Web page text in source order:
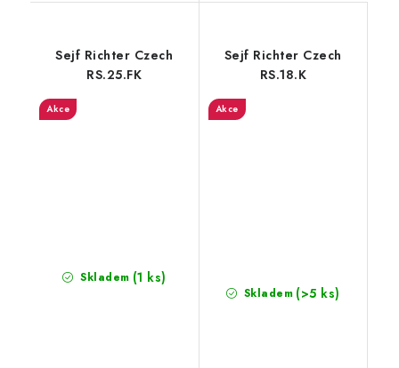
Sejf Richter Czech
RS.25.FK
Akce
Skladem (1 ks)
Sejf Richter Czech
RS.18.K
Akce
Skladem (>5 ks)